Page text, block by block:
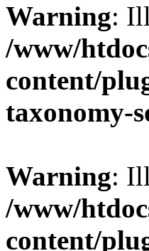
Warning:
/www/
content/
taxonomy-
Warning:
/www/
content/